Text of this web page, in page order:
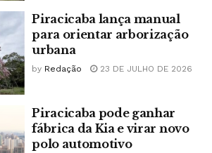
Piracicaba lança manual
para orientar arborização
urbana
by Redação 23 DE JULHO DE 2026
Piracicaba pode ganhar
fábrica da Kia e virar novo
polo automotivo